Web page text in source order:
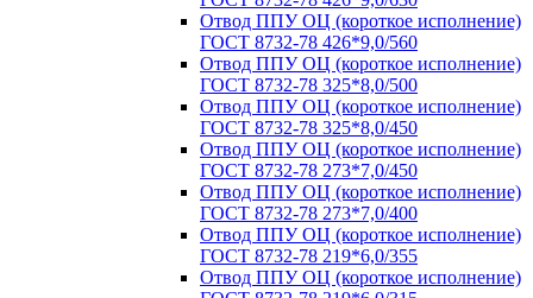
Отвод ППУ ОЦ (короткое исполнение)
ГОСТ 8732-78 426*9,0/560
Отвод ППУ ОЦ (короткое исполнение)
ГОСТ 8732-78 325*8,0/500
Отвод ППУ ОЦ (короткое исполнение)
ГОСТ 8732-78 325*8,0/450
Отвод ППУ ОЦ (короткое исполнение)
ГОСТ 8732-78 273*7,0/450
Отвод ППУ ОЦ (короткое исполнение)
ГОСТ 8732-78 273*7,0/400
Отвод ППУ ОЦ (короткое исполнение)
ГОСТ 8732-78 219*6,0/355
Отвод ППУ ОЦ (короткое исполнение)